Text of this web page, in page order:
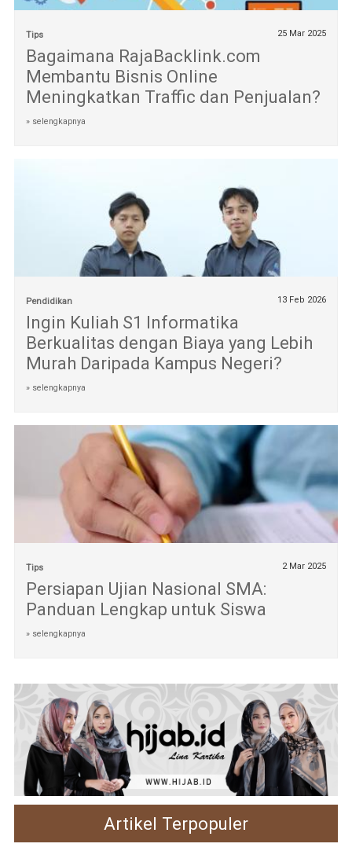
Tips 25 Mar 2025
Bagaimana RajaBacklink.com
Membantu Bisnis Online
Meningkatkan Traffic dan Penjualan?
» selengkapnya
Pendidikan 13 Feb 2026
Ingin Kuliah S1 Informatika
Berkualitas dengan Biaya yang Lebih
Murah Daripada Kampus Negeri?
» selengkapnya
Tips 2 Mar 2025
Persiapan Ujian Nasional SMA:
Panduan Lengkap untuk Siswa
» selengkapnya
Artikel Terpopuler